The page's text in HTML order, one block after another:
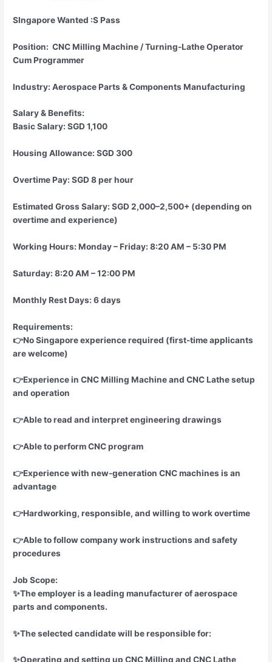
SIngapore Wanted :S Pass
Position: CNC Milling Machine / Turning-Lathe Operator
Cum Programmer
Industry: Aerospace Parts & Components Manufacturing
Salary & Benefits:
Basic Salary: SGD 1,100
Housing Allowance: SGD 300
Overtime Pay: SGD 8 per hour
Estimated Gross Salary: SGD 2,000–2,500+ (depending on
overtime and experience)
Working Hours: Monday – Friday: 8:20 AM – 5:30 PM
Saturday: 8:20 AM – 12:00 PM
Monthly Rest Days: 6 days
Requirements:
👉No Singapore experience required (first-time applicants
are welcome)
👉Experience in CNC Milling Machine and CNC Lathe setup
and operation
👉Able to read and interpret engineering drawings
👉Able to perform CNC program
👉Experience with new-generation CNC machines is an
advantage
👉Hardworking, responsible, and willing to work overtime
👉Able to follow company work instructions and safety
procedures
Job Scope:
✨The employer is a leading manufacturer of aerospace
parts and components.
✨The selected candidate will be responsible for:
✨Operating and setting up CNC Milling and CNC Lathe